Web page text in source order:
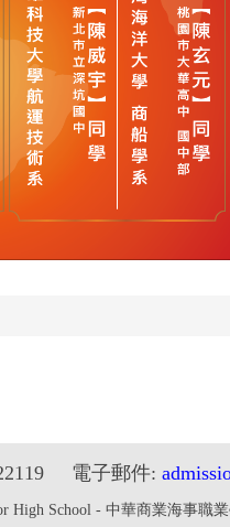
電子郵件:
High School - 中華商業海事職